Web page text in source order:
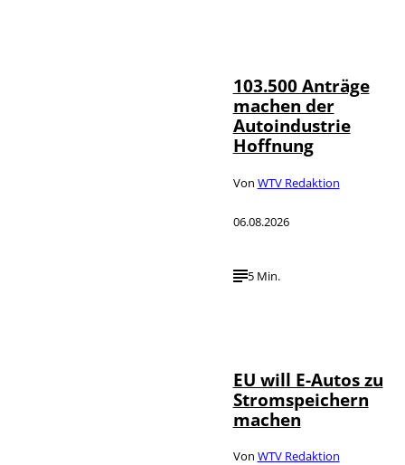
103.500 Anträge
machen der
Autoindustrie
Hoffnung
Von WTV Redaktion
06.08.2026
5 Min.
EU will E-Autos zu
Stromspeichern
machen
Von WTV Redaktion